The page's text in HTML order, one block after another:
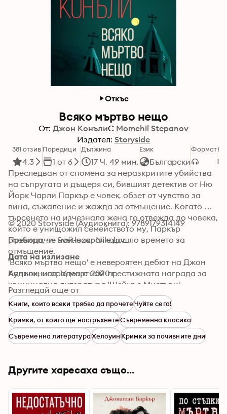
Откъс
Всяко мъртво нещо
От: Джон КонълиС Momchil Stepanov
Издател: Storyside
381 отзив
4.3
Поредици
1 от 6
Дължина
17 Ч. 49 мин.
Език
Български
Формат
Преследван от спомена за неразкритите убийства
на съпругата и дъщеря си, бившият детектив от Ню
Йорк Чарли Паркър е човек, обзет от чувство за
вина, съжаление и жажда за отмъщение. Когато
търсенето на изчезнала жена го отвежда до човека,
който е унищожил семейството му, Паркър
разбира, че най-накрая е дошло времето за
отмъщение.
'Всяко мъртво нещо' е невероятен дебют на Джон
Конъли, награден с най-престижната награда за
криминална литература 'Шеймъс Мистъри'.
Филмовите права на книгата, заедно с правата на
следващия му роман 'Дарк Холоу', са откупени от
Мирамакс за 6 милиона долара. Историята е
завлядяваща и заслужава високото отличие. Стилът
му е грабващ, а героите - плътни и загадъчни.
© 2020 Storyside (Аудиокнига): 9789179314149
Преводачи: Svetlozar Nikolov
Дата на излизане
Аудиокнига: 16 март 2020 г.
Разгледай още от
Книги, които всеки трябва да прочетеЧуйте сега!
Кримки, от които ще настръхнетеСъвременна класика
Съвременна литератураХелоуинКримки за почивните дни
Другите харесаха също...